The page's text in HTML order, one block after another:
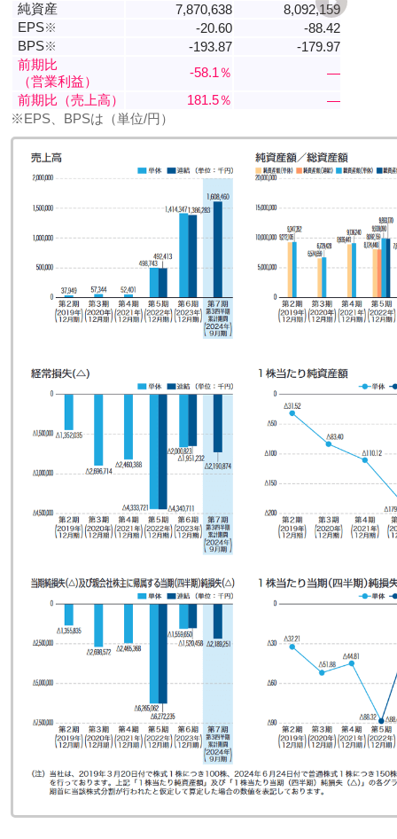
純資産
7,870,638
8,092,159
EPS※ -20.60
-88.42
BPS※ -193.87
-179.97
前期比
（営業利益）
-58.1％
―
前期比（売上高）
181.5％
―
※EPS、BPSは（単位/円）